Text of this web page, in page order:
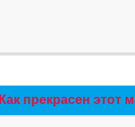
Как прекрасен этот